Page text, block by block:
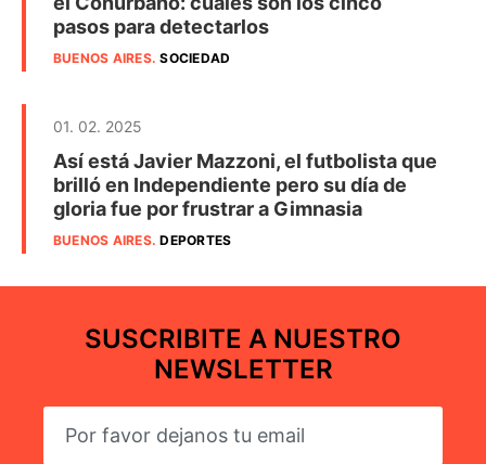
pasos para detectarlos
BUENOS AIRES.SOCIEDAD
01. 02. 2025
Así está Javier Mazzoni, el futbolista que
brilló en Independiente pero su día de
gloria fue por frustrar a Gimnasia
BUENOS AIRES.DEPORTES
SUSCRIBITE A NUESTRO
NEWSLETTER